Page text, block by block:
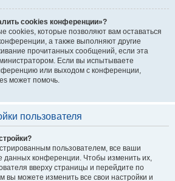
cookies конференции»?
cookies, которые позволяют вам оставаться
а также выполняют другие
прочитанных сообщений, если эта
Если вы испытываете
или выходом с конференции,
может помочь.
пользователя
пользователем, все ваши
данных конференции. Чтобы изменить их,
вверху страницы и перейдите по
вы можете изменить все свои настройки и